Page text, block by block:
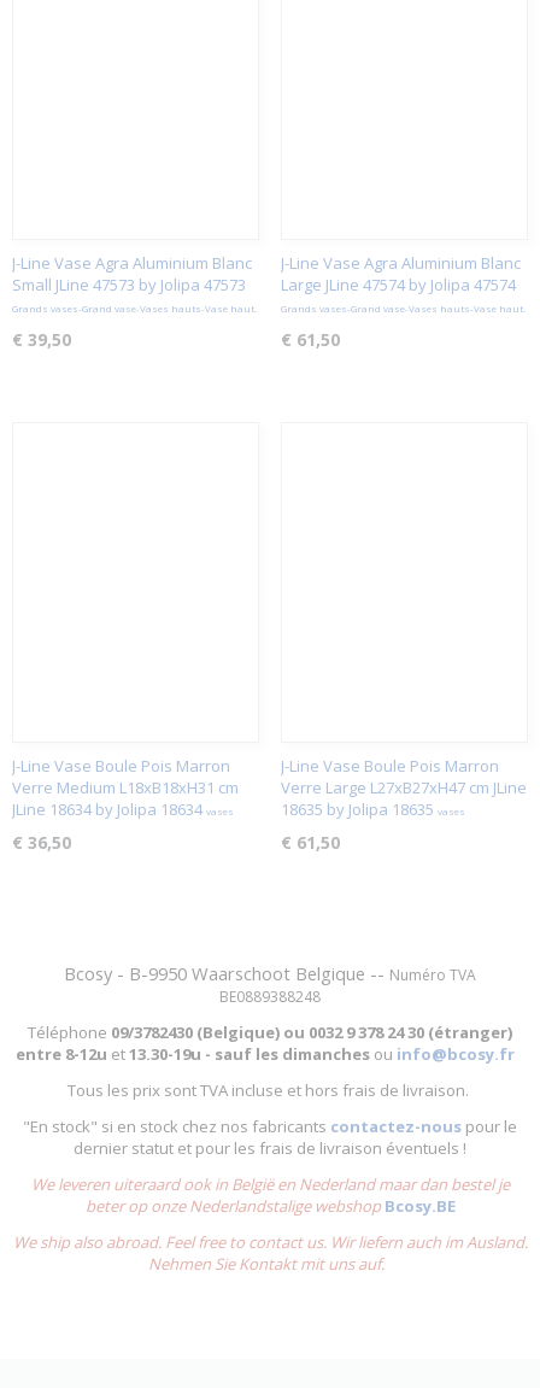
J-Line Vase Agra Aluminium Blanc
Small JLine 47573 by Jolipa 47573
Grands vases-Grand vase-Vases hauts-Vase haut.
€ 39,50
J-Line Vase Agra Aluminium Blanc
Large JLine 47574 by Jolipa 47574
Grands vases-Grand vase-Vases hauts-Vase haut.
€ 61,50
J-Line Vase Boule Pois Marron
Verre Medium L18xB18xH31 cm
JLine 18634 by Jolipa 18634vases
€ 36,50
J-Line Vase Boule Pois Marron
Verre Large L27xB27xH47 cm JLine
18635 by Jolipa 18635 vases
€ 61,50
Bcosy - B-9950 Waarschoot Belgique -- Numéro TVA
BE0889388248
Téléphone 09/3782430 (Belgique) ou 0032 9 378 24 30 (étranger)
entre 8-12u et13.30-19u - sauf les dimanchesou info@bcosy.fr
Tous les prix sont TVA incluse et hors frais de livraison.
"En stock" si en stock chez nos fabricants contactez-nous pour le
dernier statut et pour les frais de livraison éventuels !
We leveren uiteraard ook in België en Nederland maar dan bestel je
beter op onze Nederlandstalige webshopBcosy.BE
We ship also abroad. Feel free to contact us. Wir liefern auch im Ausland.
Nehmen Sie Kontakt mit uns auf.